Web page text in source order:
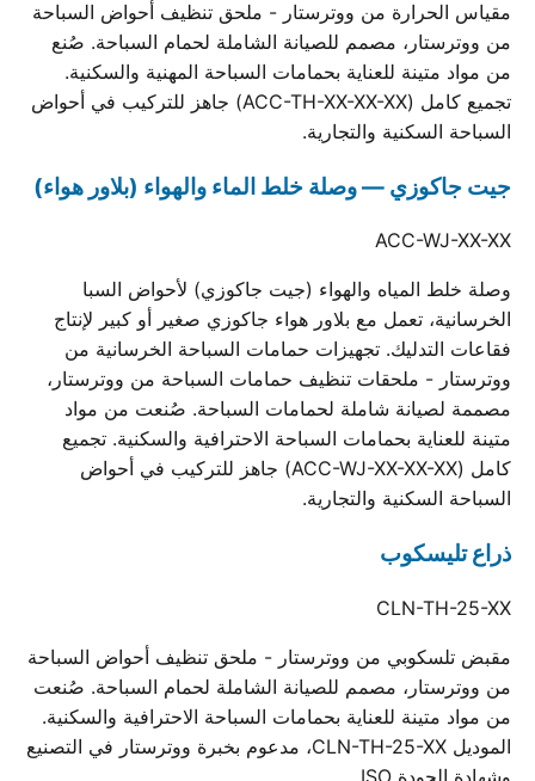
مقياس الحرارة من ووترستار - ملحق تنظيف أحواض السباحة
من ووترستار، مصمم للصيانة الشاملة لحمام السباحة. صُنع
من مواد متينة للعناية بحمامات السباحة المهنية والسكنية.
تجميع كامل (ACC-TH-XX-XX-XX) جاهز للتركيب في أحواض
السباحة السكنية والتجارية.
جيت جاكوزي — وصلة خلط الماء والهواء (بلاور هواء)
ACC-WJ-XX-XX
وصلة خلط المياه والهواء (جيت جاكوزي) لأحواض السبا
الخرسانية، تعمل مع بلاور هواء جاكوزي صغير أو كبير لإنتاج
فقاعات التدليك. تجهيزات حمامات السباحة الخرسانية من
ووترستار - ملحقات تنظيف حمامات السباحة من ووترستار،
مصممة لصيانة شاملة لحمامات السباحة. صُنعت من مواد
متينة للعناية بحمامات السباحة الاحترافية والسكنية. تجميع
كامل (ACC-WJ-XX-XX-XX) جاهز للتركيب في أحواض
السباحة السكنية والتجارية.
ذراع تليسكوب
CLN-TH-25-XX
مقبض تلسكوبي من ووترستار - ملحق تنظيف أحواض السباحة
من ووترستار، مصمم للصيانة الشاملة لحمام السباحة. صُنعت
من مواد متينة للعناية بحمامات السباحة الاحترافية والسكنية.
الموديل CLN-TH-25-XX، مدعوم بخبرة ووترستار في التصنيع
وشهادة الجودة ISO.